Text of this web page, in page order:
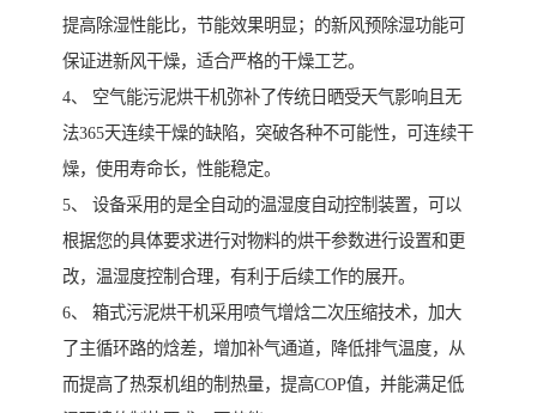
提高除湿性能比，节能效果明显；的新风预除湿功能可
保证进新风干燥，适合严格的干燥工艺。
4、 空气能污泥烘干机弥补了传统日晒受天气影响且无
法365天连续干燥的缺陷，突破各种不可能性，可连续干
燥，使用寿命长，性能稳定。
5、 设备采用的是全自动的温湿度自动控制装置，可以
根据您的具体要求进行对物料的烘干参数进行设置和更
改，温湿度控制合理，有利于后续工作的展开。
6、 箱式污泥烘干机采用喷气增焓二次压缩技术，加大
了主循环路的焓差，增加补气通道，降低排气温度，从
而提高了热泵机组的制热量，提高COP值，并能满足低